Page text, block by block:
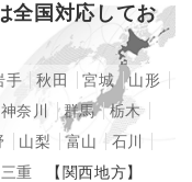
全国対応してお
手 秋田 宮城
山形
神奈川 群馬
栃木
山梨 富山
石川
三重
【関西地方】